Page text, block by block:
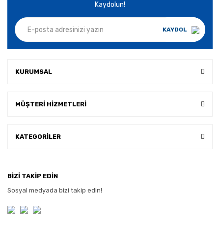
Kaydolun!
KAYDOL
KURUMSAL
MÜŞTERİ HİZMETLERİ
KATEGORİLER
BİZİ TAKİP EDİN
Sosyal medyada bizi takip edin!